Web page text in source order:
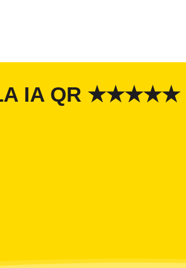
LA IA QR ★★★★★